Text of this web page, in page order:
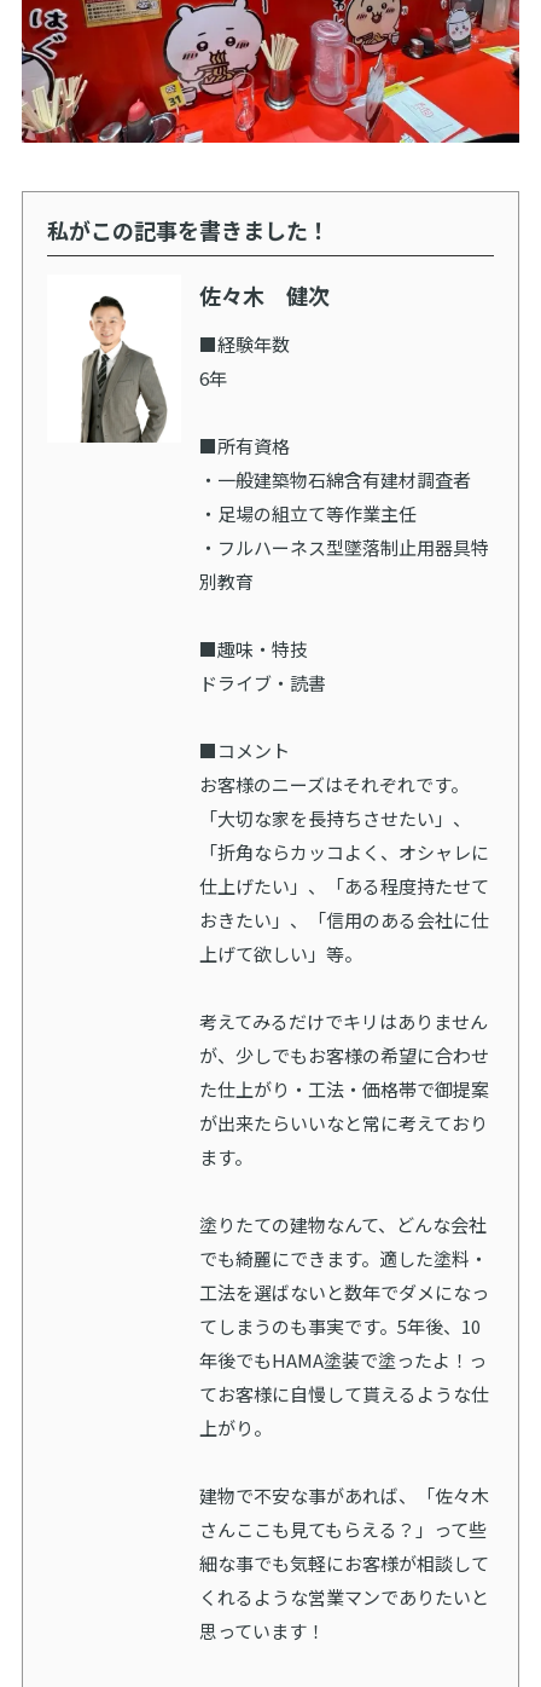
私がこの記事を書きました！
佐々木 健次
■経験年数
6年
■所有資格
・一般建築物石綿含有建材調査者
・足場の組立て等作業主任
・フルハーネス型墜落制止用器具特
別教育
■趣味・特技
ドライブ・読書
■コメント
お客様のニーズはそれぞれです。
「大切な家を長持ちさせたい」、
「折角ならカッコよく、オシャレに
仕上げたい」、「ある程度持たせて
おきたい」、「信用のある会社に仕
上げて欲しい」等。
考えてみるだけでキリはありません
が、少しでもお客様の希望に合わせ
た仕上がり・工法・価格帯で御提案
が出来たらいいなと常に考えており
ます。
塗りたての建物なんて、どんな会社
でも綺麗にできます。適した塗料・
工法を選ばないと数年でダメになっ
てしまうのも事実です。5年後、10
年後でもHAMA塗装で塗ったよ！っ
てお客様に自慢して貰えるような仕
上がり。
建物で不安な事があれば、「佐々木
さんここも見てもらえる？」って些
細な事でも気軽にお客様が相談して
くれるような営業マンでありたいと
思っています！